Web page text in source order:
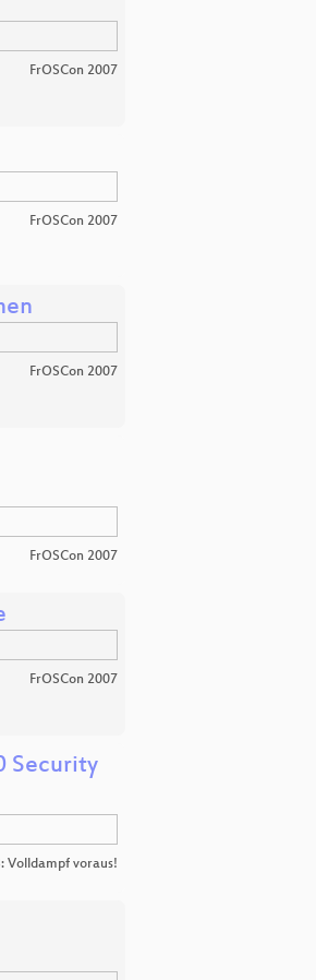
FrOSCon 2007
FrOSCon 2007
FrOSCon 2007
FrOSCon 2007
FrOSCon 2007
Security
Volldampf voraus!